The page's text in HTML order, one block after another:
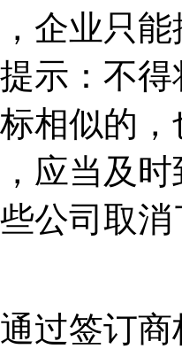
企业只
示：不
相似的
应当及
公司取
过签订